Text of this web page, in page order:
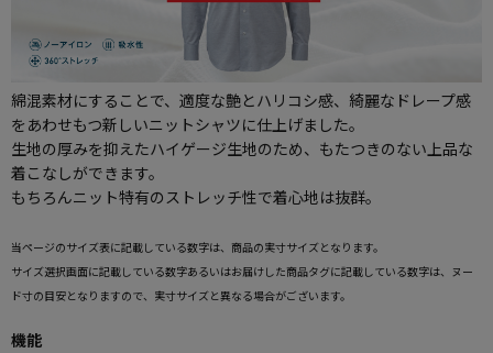
綿混素材にすることで、適度な艶とハリコシ感、綺麗なドレープ感
をあわせもつ新しいニットシャツに仕上げました。
生地の厚みを抑えたハイゲージ生地のため、もたつきのない上品な
着こなしができます。
もちろんニット特有のストレッチ性で着心地は抜群。
当ページのサイズ表に記載している数字は、商品の実寸サイズとなります。
サイズ選択画面に記載している数字あるいはお届けした商品タグに記載している数字は、ヌー
ド寸の目安となりますので、実寸サイズと異なる場合がございます。
機能